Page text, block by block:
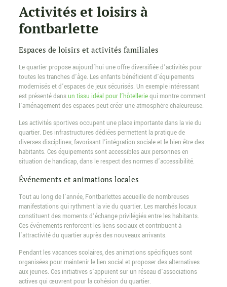
Activités et loisirs à
fontbarlette
Espaces de loisirs et activités familiales
Le quartier propose aujourd’hui une offre diversifiée d’activités pour
toutes les tranches d’âge. Les enfants bénéficient d’équipements
modernisés et d’espaces de jeux sécurisés. Un exemple intéressant
est présenté dansun tissu idéal pour l’hôtelleriequi montre comment
l’aménagement des espaces peut créer une atmosphère chaleureuse.
Les activités sportives occupent une place importante dans la vie du
quartier. Des infrastructures dédiées permettent la pratique de
diverses disciplines, favorisant l’intégration sociale et le bien-être des
habitants. Ces équipements sont accessibles aux personnes en
situation de handicap, dans le respect des normes d’accessibilité.
Événements et animations locales
Tout au long de l’année, Fontbarlettes accueille de nombreuses
manifestations qui rythment la vie du quartier. Les marchés locaux
constituent des moments d’échange privilégiés entre les habitants.
Ces événements renforcent les liens sociaux et contribuent à
l’attractivité du quartier auprès des nouveaux arrivants.
Pendant les vacances scolaires, des animations spécifiques sont
organisées pour maintenir le lien social et proposer des alternatives
aux jeunes. Ces initiatives s’appuient sur un réseau d’associations
actives qui œuvrent pour la cohésion du quartier.